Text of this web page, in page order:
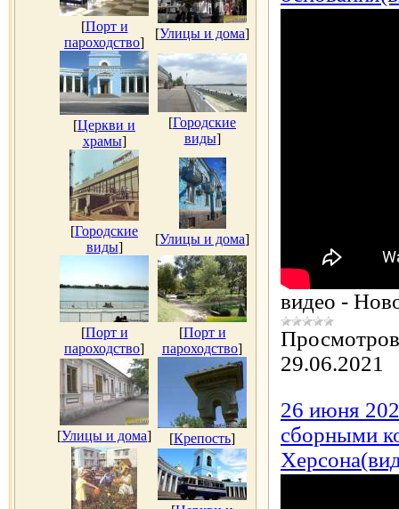
[Порт и
пароходство]
[Улицы и дома]
[Церкви и
храмы]
[Городские
виды]
[Городские
виды]
[Улицы и дома]
[Порт и
пароходство]
[Порт и
пароходство]
[Улицы и дома] [Крепость]
видео -
29.06.2021
26 июня
сборными